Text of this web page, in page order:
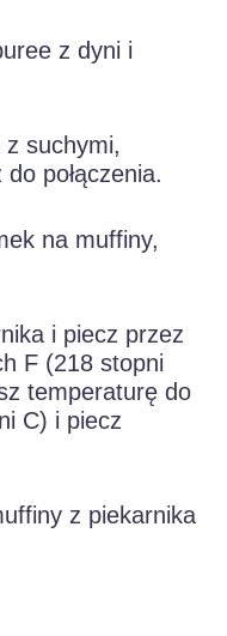
z dyni i
z suchymi,
połączenia.
na muffiny,
i piecz przez
F (218 stopni
temperaturę do
C) i piecz
z piekarnika